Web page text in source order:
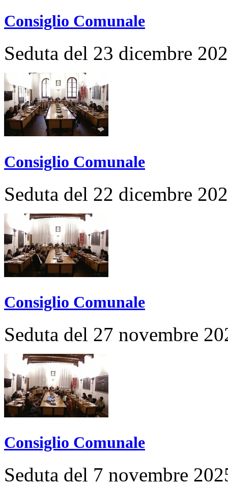
Consiglio Comunale
Seduta del 23 dicembre
Consiglio Comunale
Seduta del 22 dicembre
Consiglio Comunale
Seduta del 27 novembre
Consiglio Comunale
Seduta del 7 novembre